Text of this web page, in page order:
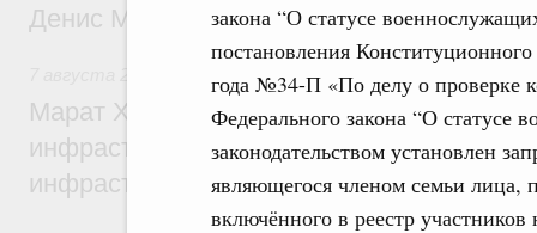
закона “О статусе
постановления
года №34-П «По делу о проверке
Федерального закона “О
законодательством установлен
являющегося членом семьи лица,
включённого в реестр
Денис Мантуров посетил Ярославскую
Бюджеты субъектов Федерации.
Марат Хуснуллин: 15 объектов
инфраструктуры построили и обновили
инфраструктурным кредитам